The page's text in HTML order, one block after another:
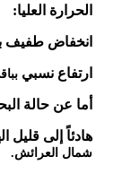
الحرارة العليا:
انخفاض طفيف
ارتفاع نسبي
أما عن حالة
هادئاً إلى قليل
شمال العرائش.